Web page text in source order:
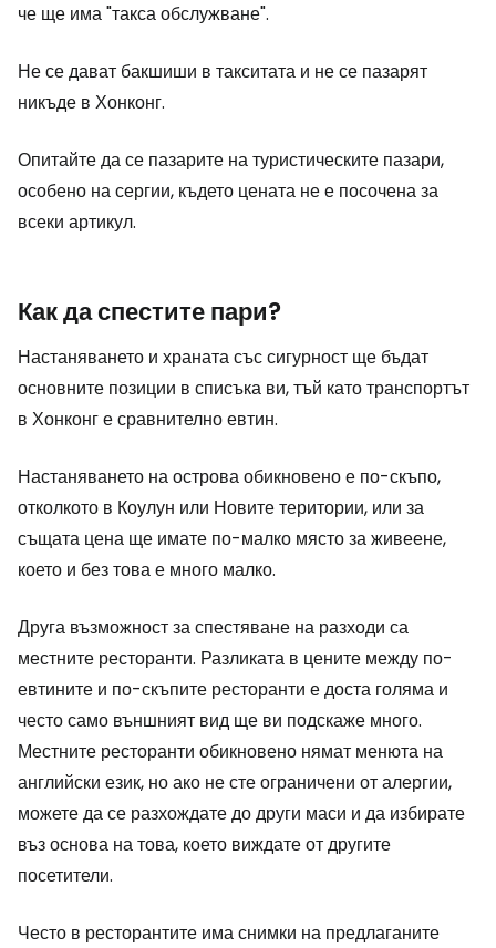
че ще има "такса обслужване".
Не се дават бакшиши в такситата и не се пазарят
никъде в Хонконг.
Опитайте да се пазарите на туристическите пазари,
особено на сергии, където цената не е посочена за
всеки артикул.
Как да спестите пари?
Настаняването и храната със сигурност ще бъдат
основните позиции в списъка ви, тъй като транспортът
в Хонконг е сравнително евтин.
Настаняването на острова обикновено е по-скъпо,
отколкото в Коулун или Новите територии, или за
същата цена ще имате по-малко място за живеене,
което и без това е много малко.
Друга възможност за спестяване на разходи са
местните ресторанти. Разликата в цените между по-
евтините и по-скъпите ресторанти е доста голяма и
често само външният вид ще ви подскаже много.
Местните ресторанти обикновено нямат менюта на
английски език, но ако не сте ограничени от алергии,
можете да се разхождате до други маси и да избирате
въз основа на това, което виждате от другите
посетители.
Често в ресторантите има снимки на предлаганите